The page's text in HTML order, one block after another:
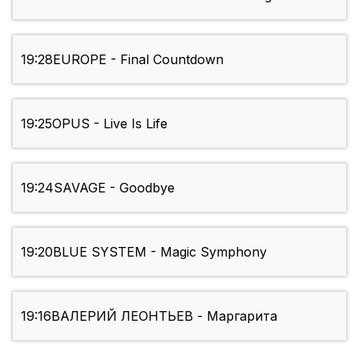
19:28EUROPE - Final Countdown
19:25OPUS - Live Is Life
19:24SAVAGE - Goodbye
19:20BLUE SYSTEM - Magic Symphony
19:16ВАЛЕРИЙ ЛЕОНТЬЕВ - Маргарита